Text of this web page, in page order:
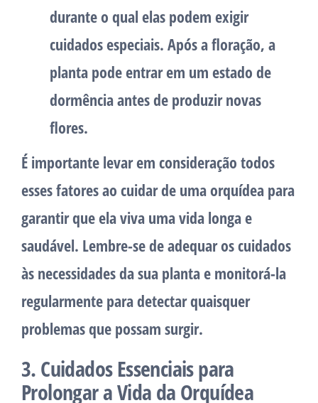
durante o qual elas podem exigir
cuidados especiais. Após a floração, a
planta pode entrar em um estado de
dormência antes de produzir novas
flores.
É importante levar em consideração todos
esses fatores ao cuidar de uma orquídea para
garantir que ela viva uma vida longa e
saudável. Lembre-se de adequar os cuidados
às necessidades da sua planta e monitorá-la
regularmente para detectar quaisquer
problemas que possam surgir.
3. Cuidados Essenciais para
Prolongar a Vida da Orquídea